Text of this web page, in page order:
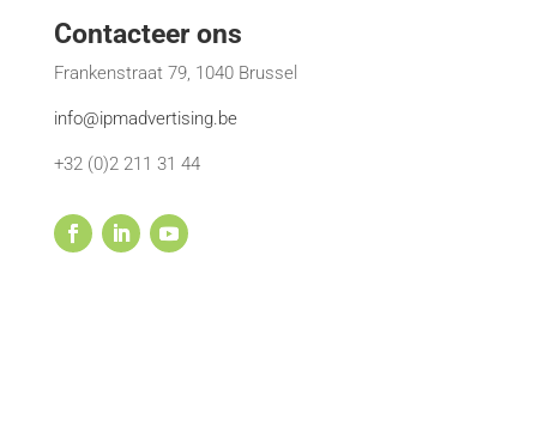
Contacteer ons
Frankenstraat 79, 1040 Brussel
info@ipmadvertising.be
+32 (0)2 211 31 44